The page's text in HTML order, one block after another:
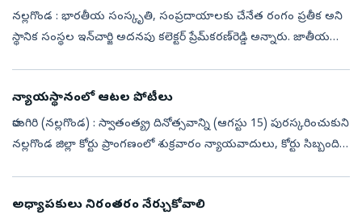
నల్లగొండ : భారతీయ సంస్కృతి, సంప్రదాయాలకు చేనేత రంగం ప్రతీక అని
స్థానిక సంస్థల ఇన్‌చార్జి అదనపు కలెక్టర్‌ ప్రేమ్‌కరణ్‌రెడ్డి అన్నారు. జాతీయ
న్యాయస్థానంలో ఆటల పోటీలు
రామగిరి (నల్లగొండ) : స్వాతంత్య్ర దినోత్సవాన్ని (ఆగస్టు 15) పురస్కరించుకుని
నల్లగొండ జిల్లా కోర్టు ప్రాంగణంలో శుక్రవారం న్యాయవాదులు, కోర్టు సిబ్బందికి
అధ్యాపకులు నిరంతరం నేర్చుకోవాలి